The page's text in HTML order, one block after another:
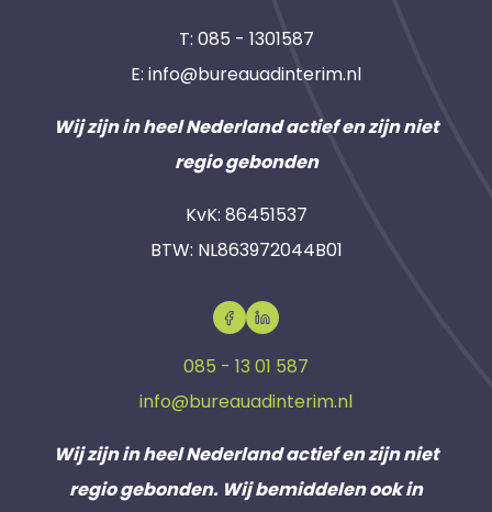
T: 085 - 1301587
E: info@bureauadinterim.nl
Wij zijn in heel Nederland actief en zijn niet
regio gebonden
KvK: 86451537
BTW: NL863972044B01
085 - 13 01 587
info@bureauadinterim.nl
Wij zijn in heel Nederland actief en zijn niet
regio gebonden. Wij bemiddelen ook in